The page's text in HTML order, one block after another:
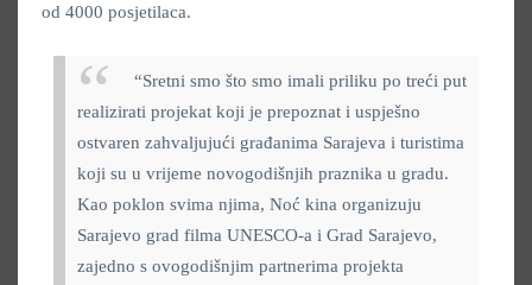
od 4000 posjetilaca.
“Sretni smo što smo imali priliku po treći put
realizirati projekat koji je prepoznat i uspješno
ostvaren zahvaljujući građanima Sarajeva i turistima
koji su u vrijeme novogodišnjih praznika u gradu.
Kao poklon svima njima, Noć kina organizuju
Sarajevo grad filma UNESCO-a i Grad Sarajevo,
zajedno s ovogodišnjim partnerima projekta